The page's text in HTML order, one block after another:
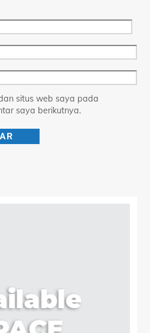
situs web saya pada
saya berikutnya.